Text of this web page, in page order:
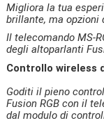
Migliora la tua
brillante, ma opzioni
Il telecomando MS-
degli altoparlanti
Controllo wireless
Goditi il ​​pieno
Fusion RGB con il
dal modulo di